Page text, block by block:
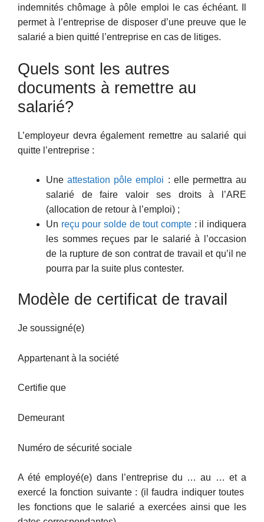
indemnités chômage à pôle emploi le cas échéant. Il
permet à l’entreprise de disposer d’une preuve que le
salarié a bien quitté l’entreprise en cas de litiges.
Quels sont les autres
documents à remettre au
salarié?
L’employeur devra également remettre au salarié qui
quitte l’entreprise :
Uneattestation pôle emploi : elle permettra au
salarié de faire valoir ses droits à l’ARE
(allocation de retour à l’emploi) ;
Un reçu pour solde de tout compte : il indiquera
les sommes reçues par le salarié à l’occasion
de la rupture de son contrat de travail et qu’il ne
pourra par la suite plus contester.
Modèle de certificat de travail
Je soussigné(e)
Appartenant à la société
Certifie que
Demeurant
Numéro de sécurité sociale
A été employé(e) dans l’entreprise du … au … et a
exercé la fonction suivante : (il faudra indiquer toutes
les fonctions que le salarié a exercées ainsi que les